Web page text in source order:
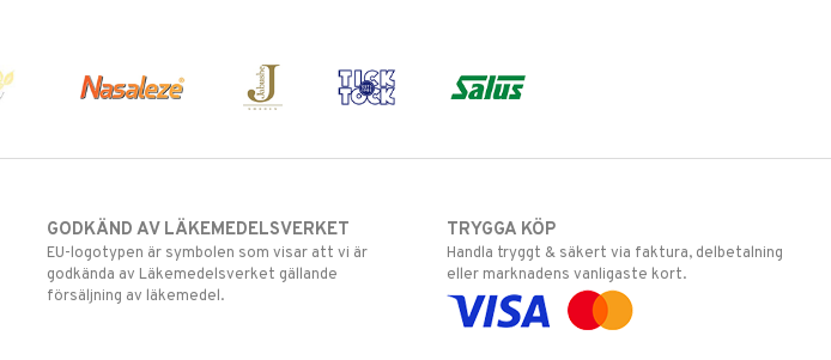
GODKÄND AV LÄKEMEDELSVERKET
EU-logotypen är symbolen som visar att vi är
godkända av Läkemedelsverket gällande
försäljning av läkemedel.
TRYGGA KÖP
Handla tryggt & säkert via faktura, delbetalning
eller marknadens vanligaste kort.